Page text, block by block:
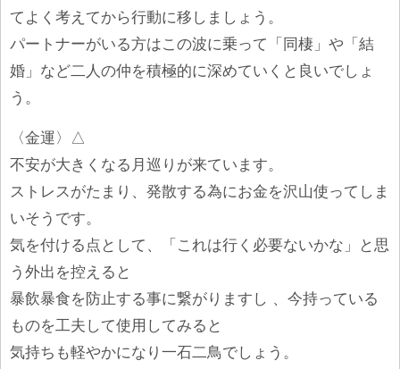
てよく考えてから行動に移しましょう。
パートナーがいる方はこの波に乗って「同棲」や「結
婚」など二人の仲を積極的に深めていくと良いでしょ
う。
〈金運〉△
不安が大きくなる月巡りが来ています。
ストレスがたまり、発散する為にお金を沢山使ってしま
いそうです。
気を付ける点として、「これは行く必要ないかな」と思
う外出を控えると
暴飲暴食を防止する事に繋がりますし 、今持っている
ものを工夫して使用してみると
気持ちも軽やかになり一石二鳥でしょう。